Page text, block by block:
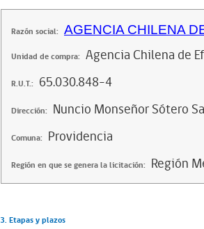
Razón social: AGENCIA CHILENA
Unidad de compra: Agencia Chilena de
R.U.T.: 65.030.848-4
Dirección: Nuncio Monseñor Sótero
Comuna: Providencia
Región en que se genera la licitación: Región
3. Etapas y plazos